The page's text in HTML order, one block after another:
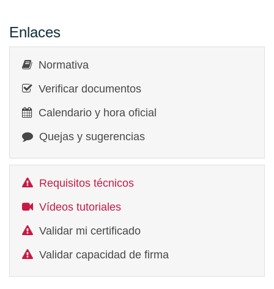
Enlaces
Normativa
Verificar documentos
Calendario y hora oficial
Quejas y sugerencias
Requisitos técnicos
Vídeos tutoriales
Validar mi certificado
Validar capacidad de firma